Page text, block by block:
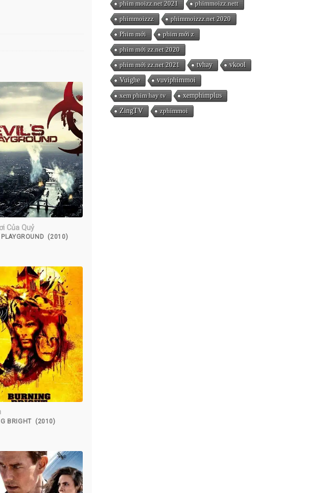
Của Quỷ
PLAYGROUND (2010)
BRIGHT (2010)
phim moizz.net 2021
phimmoizz.nett
phimmoizzz
phimmoizzz.net 2020
Phim mới
phim mới z
phim mới zz.net 2020
phim mới zz.net 2021
tvhay
vkool
Vuighe
vuviphimmoi
xem phim hay tv
xemphimplus
ZingTV
zphimmoi